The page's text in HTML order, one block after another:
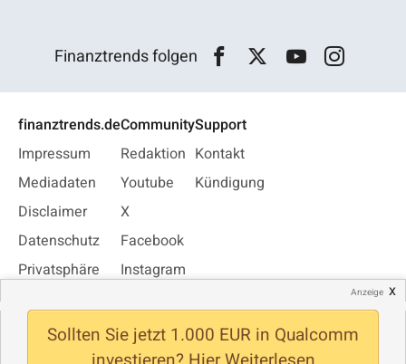
Anzeige x
Sollten Sie jetzt 1.000 EUR in Qualcomm
Finanztrends folgen
finanztrends.de
Impressum
Mediadaten
Disclaimer
Datenschutz
Privatsphäre
Newsletter
Community
Redaktion
Youtube
X
Facebook
Instagram
Support
Kontakt
Kündigung